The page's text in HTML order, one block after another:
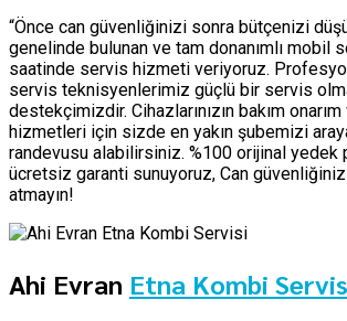
“Önce can güvenliğinizi sonra bütçenizi
genelinde bulunan ve tam donanımlı mobil
saatinde servis hizmeti veriyoruz.
servis teknisyenlerimiz güçlü bir servis
destekçimizdir. Cihazlarınızın bakım
hizmetleri için sizde en yakın şubemizi
randevusu alabilirsiniz. %100 orijinal yedek
ücretsiz garanti sunuyoruz, Can
atmayın!
Ahi Evran Etna Kombi